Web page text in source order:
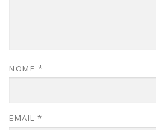
NOME *
EMAIL *